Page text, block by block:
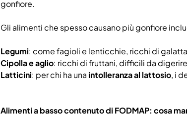
gonfiore.
Gli alimenti che spesso causano più gonfiore
Legumi: come fagioli e lenticchie, ricchi di
Cipolla e aglio: ricchi di fruttani, difficili da
Latticini: per chi ha una intolleranza al lattosio, i
Alimenti a basso contenuto di FODMAP: cosa